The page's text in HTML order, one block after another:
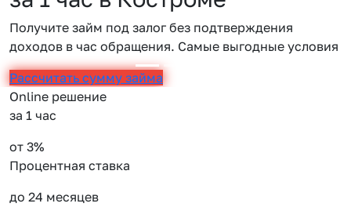
Получите займ под залог без подтверждения
доходов в час обращения. Самые выгодные условия
Рассчитать сумму займа
Online решение
за 1 час
от 3%
Процентная ставка
до 24 месяцев